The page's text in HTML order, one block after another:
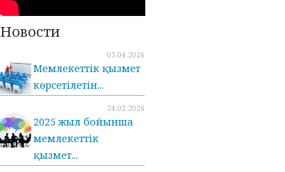
Новости
03.04.2026
Мемлекеттік қызмет
көрсетілетін...
24.02.2026
2025 жыл бойынша
мемлекеттік
қызмет...